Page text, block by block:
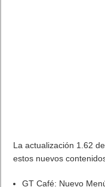
La actualización 1.62
estos nuevos
GT Café: Nuevo